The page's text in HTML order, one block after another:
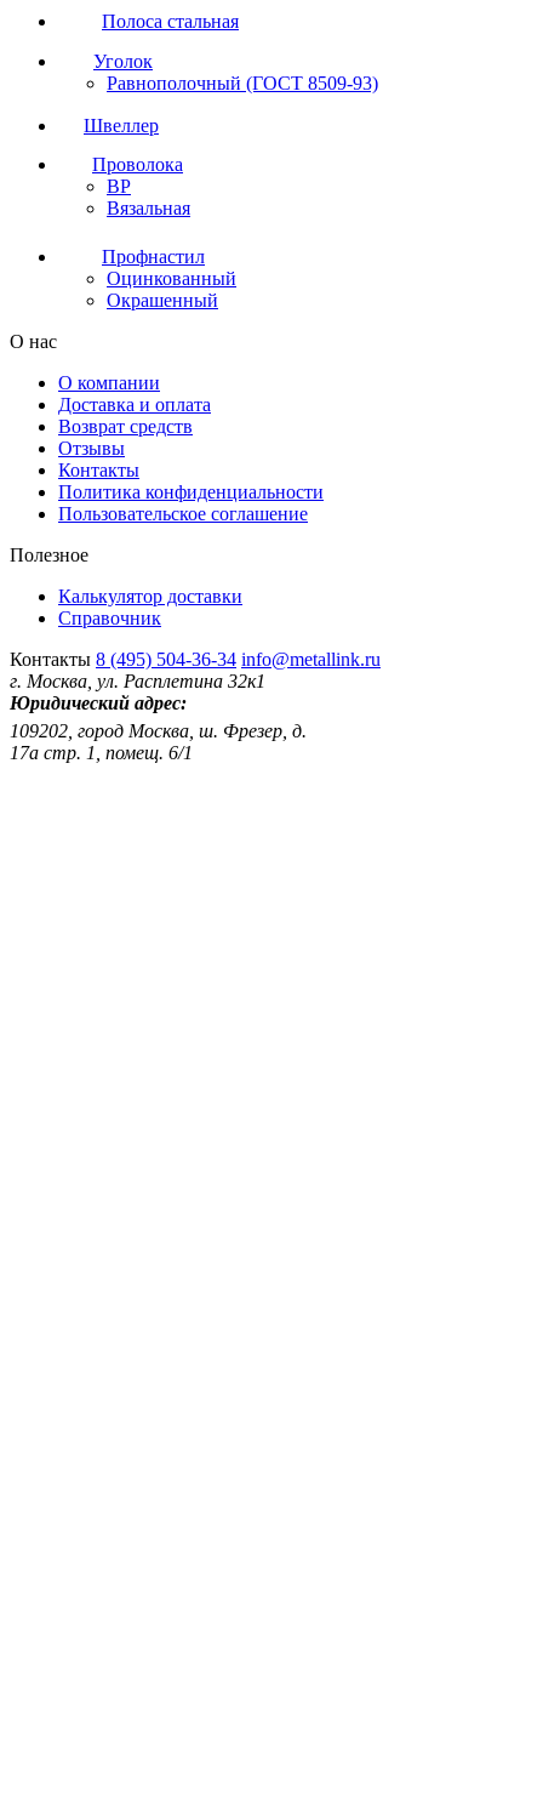
Полоса стальная
Уголок
Равнополочный (ГОСТ 8509-93)
Швеллер
Проволока
ВР
Вязальная
Профнастил
Оцинкованный
Окрашенный
О нас
О компании
Доставка и оплата
Возврат средств
Отзывы
Контакты
Политика конфиденциальности
Пользовательское соглашение
Полезное
Калькулятор доставки
Справочник
Контакты 8 (495) 504-36-34 info@metallink.ru
г. Москва, ул. Расплетина 32к1
Юридический адрес:
109202, город Москва, ш. Фрезер, д.
17а стр. 1, помещ. 6/1